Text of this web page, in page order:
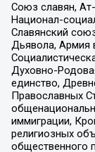
Союз славян,
Национал-
Славянский
Дьявола, Армия
Духовно-
единство,
Православных
иммиграции,
религиозных
общественного